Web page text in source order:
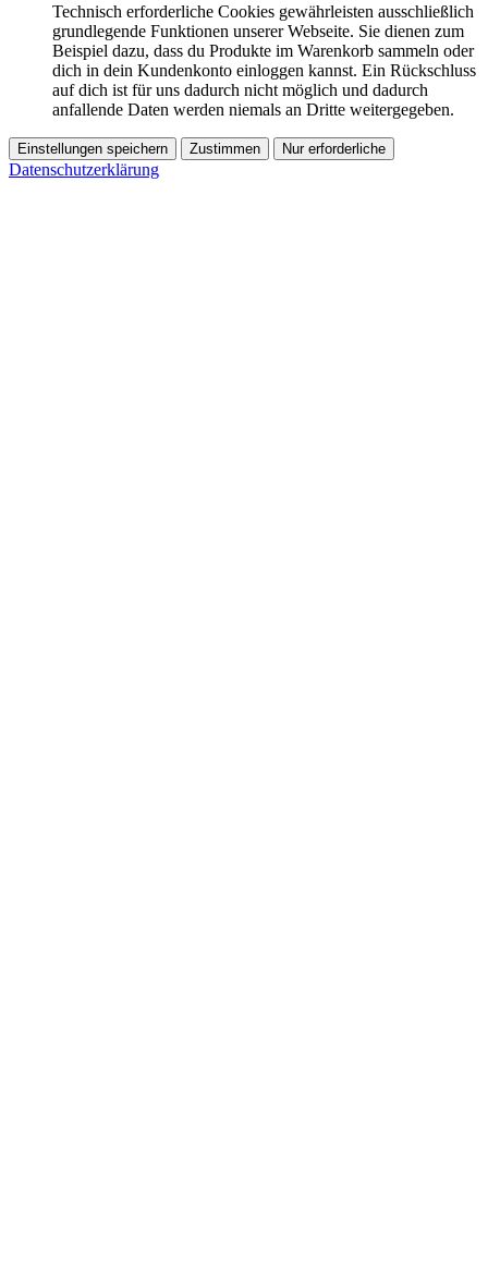
Technisch erforderliche Cookies gewährleisten ausschließlich
grundlegende Funktionen unserer Webseite. Sie dienen zum
Beispiel dazu, dass du Produkte im Warenkorb sammeln oder
dich in dein Kundenkonto einloggen kannst. Ein Rückschluss
auf dich ist für uns dadurch nicht möglich und dadurch
anfallende Daten werden niemals an Dritte weitergegeben.
Einstellungen speichern Zustimmen Nur erforderliche
Datenschutzerklärung